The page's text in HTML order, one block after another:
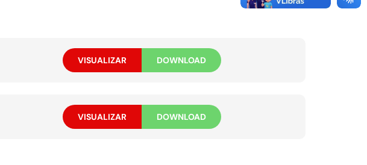
VISUALIZAR DOWNLOAD
VISUALIZAR DOWNLOAD